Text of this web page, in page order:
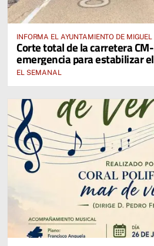
INFORMA EL AYUNTAMIENTO DE MIGUEL
Corte total de la carretera
emergencia para estabilizar
EL SEMANAL